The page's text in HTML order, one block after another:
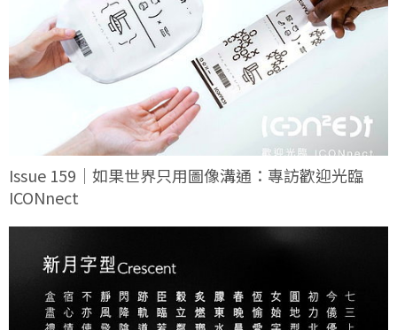
Issue 159｜如果世界只用圖像溝通：專訪歡迎光臨
ICONnect